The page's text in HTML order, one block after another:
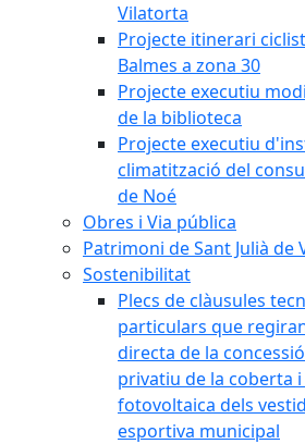
Vilatorta
Projecte itinerari
Balmes a zona 30
Projecte executiu
de la biblioteca
Projecte executiu
climatització del
de Noé
Obres i Via pública
Patrimoni de Sant Julià de
Sostenibilitat
Plecs de clàusules
particulars que
directa de la
privatiu de la coberta i
fotovoltaica dels
esportiva municipal